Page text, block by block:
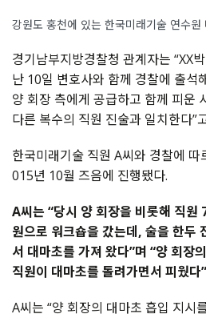
강원도 홍천에 있는 한국미래기술 연수원
경기남부지방경찰청 관계자는 “XX
난 10일 변호사와 함께 경찰에 출석
양 회장 측에게 공급하고 함께 피운
다른 복수의 직원 진술과 일치한다”
한국미래기술 직원 A씨와 경찰에 따
015년 10월 즈음에 진행됐다.
A씨는 “당시 양회장을 비롯해 직원
원으로 워크숍을 갔는데, 술을 한두
서 대마초를 가져 왔다”며 “양회장의
직원이 대마초를 돌려가면서 피웠다”
A씨는 “양 회장의 대마초 흡입 지시